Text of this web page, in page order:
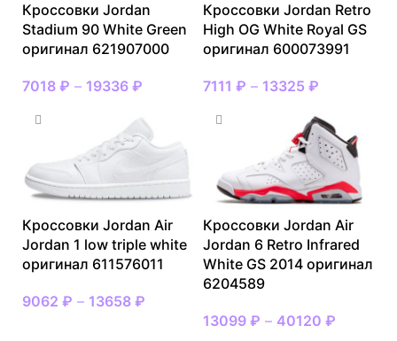
Кроссовки Jordan
Stadium 90 White Green
оригинал 621907000
7018 ₽ – 19336 ₽
Кроссовки Jordan Retro
High OG White Royal GS
оригинал 600073991
7111 ₽ – 13325 ₽
Кроссовки Jordan Air
Jordan 1 low triple white
оригинал 611576011
9062 ₽ – 13658 ₽
Кроссовки Jordan Air
Jordan 6 Retro Infrared
White GS 2014 оригинал
6204589
13099 ₽ – 40120 ₽